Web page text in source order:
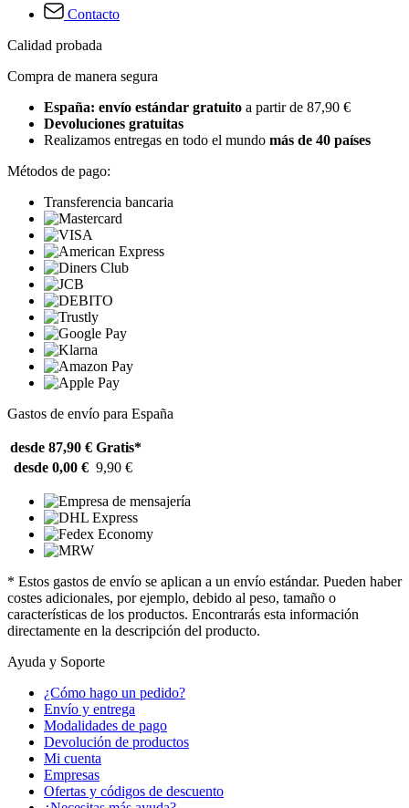
Contacto
Calidad probada
Compra de manera segura
España: envío estándar gratuito a partir de 87,90 €
Devoluciones gratuitas
Realizamos entregas en todo el mundo más de 40 países
Métodos de pago:
Transferencia bancaria
Gastos de envío para España
desde 87,90 € Gratis*
desde 0,00 € 9,90 €
* Estos gastos de envío se aplican a un envío estándar. Pueden haber
costes adicionales, por ejemplo, debido al peso, tamaño o
características de los productos. Encontrarás esta información
directamente en la descripción del producto.
Ayuda y Soporte
¿Cómo hago un pedido?
Envío y entrega
Modalidades de pago
Devolución de productos
Mi cuenta
Empresas
Ofertas y códigos de descuento